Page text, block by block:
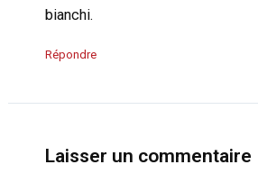
bianchi.
Répondre
Laisser un commentaire